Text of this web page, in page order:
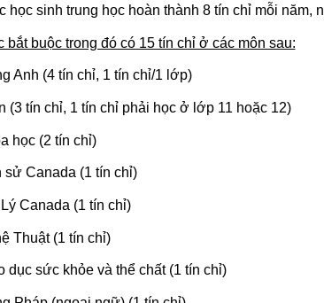
học sinh trung học hoàn thành 8 tín chỉ mỗi
bắt buộc trong đó có 15 tín chỉ ở các môn sau:
Anh (4 tín chỉ, 1 tín chỉ/1 lớp)
(3 tín chỉ, 1 tín chỉ phải học ở lớp 11 hoặc 12)
học (2 tín chỉ)
sử Canada (1 tín chỉ)
Canada (1 tín chỉ)
Thuật (1 tín chỉ)
dục sức khỏe và thể chất (1 tín chỉ)